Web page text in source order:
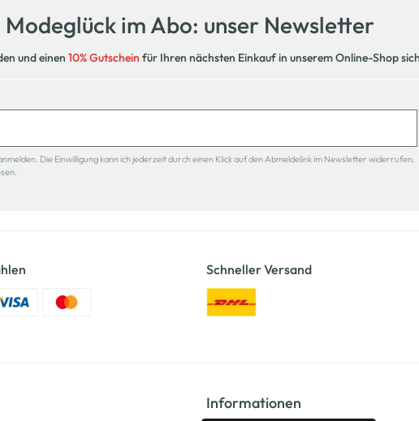
Modeglück im Abo: unser Newsletter
und einen 10% Gutschein für Ihren nächsten Einkauf in unserem Online-Shop
Die Einwilligung kann ich jederzeit durch einen Klick auf den Abmeldelink im Newsletter widerrufen.
Schneller Versand
Informationen